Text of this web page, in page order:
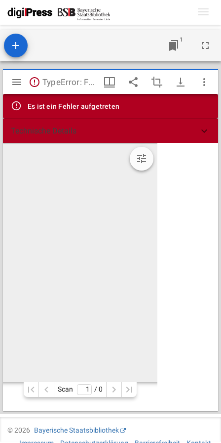
1
Mirador
Viewer
TypeError: Failed to fetch
Es ist ein Fehler aufgetreten
Technische Details
Scan / 0
©2026
Bayerische Staatsbibliothek